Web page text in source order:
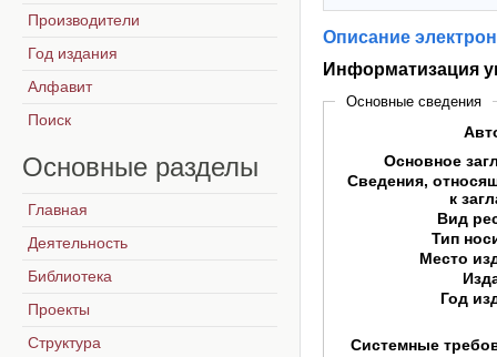
Описание
Информатизация
Основные сведения
Основное
Сведения,
к
Вид
Тип
Место
Год
Системные
Производители
Год издания
Алфавит
Поиск
Основные разделы
Главная
Деятельность
Библиотека
Проекты
Структура